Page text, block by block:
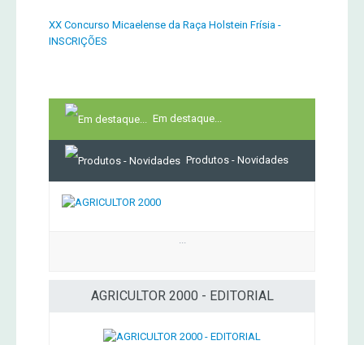
XX Concurso Micaelense da Raça Holstein Frísia -
INSCRIÇÕES
Em destaque...
Produtos - Novidades
AGRICULTOR 2000 - EDITORIAL